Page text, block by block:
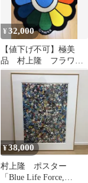
¥32,000
【値下げ不可】極美
品 村上隆 フラワ
ー フロアマット
¥38,000
村上隆 ポスター
「Blue Life Force,